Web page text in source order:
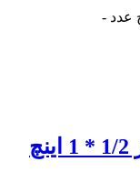
-